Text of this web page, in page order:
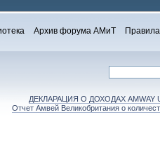
Архив форума АМиТ Правила
ДЕКЛАРАЦИЯ О ДОХОДАХ AMWAY
Отчет Амвей Великобритания о